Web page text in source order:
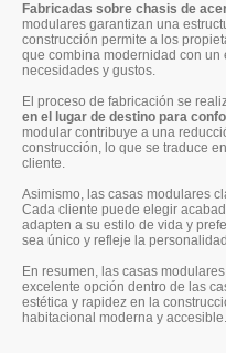
Fabricadas sobre chasis de
modulares garantizan una
construcción permite a los
que combina modernidad con
necesidades y gustos.
El proceso de fabricación se
en el lugar de destino para
modular contribuye a una
construcción, lo que se traduce
cliente.
Asimismo, las casas modulares
Cada cliente puede elegir
adapten a su estilo de vida y
sea único y refleje la
En resumen, las casas
excelente opción dentro de las
estética y rapidez en la
habitacional moderna y accesible.